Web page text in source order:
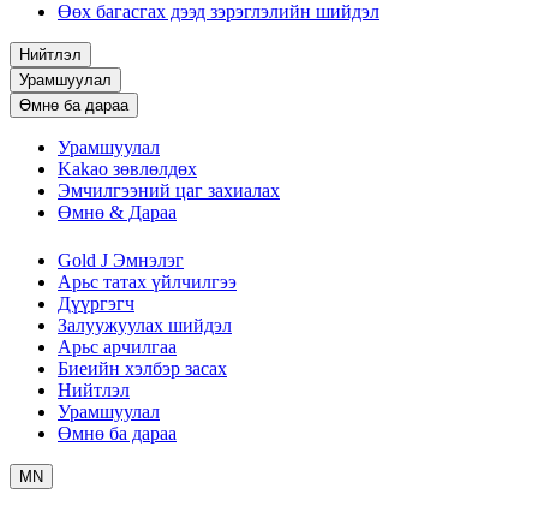
Өөх багасгах дээд зэрэглэлийн шийдэл
Нийтлэл
Урамшуулал
Өмнө ба дараа
Урамшуулал
Kakao зөвлөлдөх
Эмчилгээний цаг захиалах
Өмнө & Дараа
Gold J Эмнэлэг
Арьс татах үйлчилгээ
Дүүргэгч
Залуужуулах шийдэл
Арьс арчилгаа
Биеийн хэлбэр засах
Нийтлэл
Урамшуулал
Өмнө ба дараа
MN